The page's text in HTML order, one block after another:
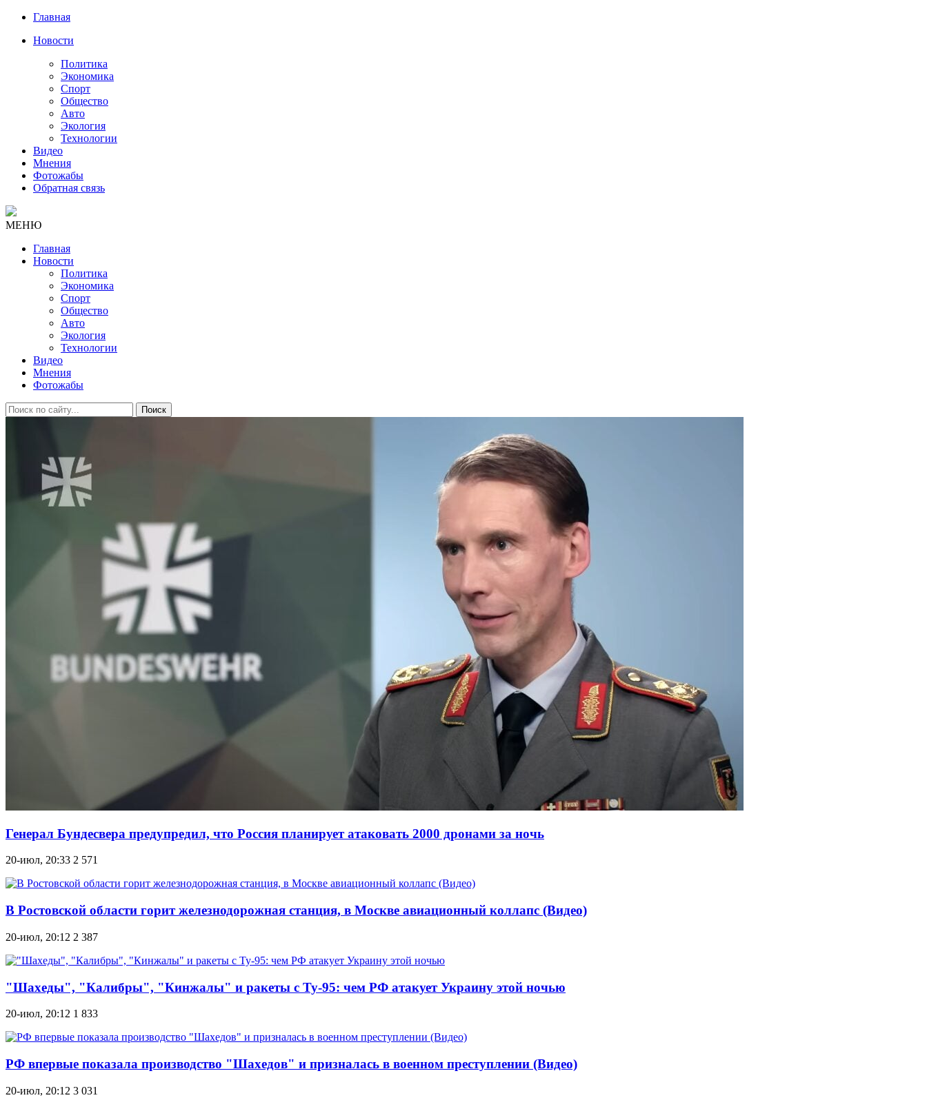
Главная
Новости
Политика
Экономика
Спорт
Общество
Авто
Экология
Технологии
Видео
Мнения
Фотожабы
Обратная связь
МЕНЮ
Главная
Новости
Политика
Экономика
Спорт
Общество
Авто
Экология
Технологии
Видео
Мнения
Фотожабы
Поиск
Генерал Бундесвера предупредил, что Россия планирует атаковать 2000 дронами за ночь
20-июл, 20:33 2 571
В Ростовской области горит железнодорожная станция, в Москве авиационный коллапс (Видео)
20-июл, 20:12 2 387
"Шахеды", "Калибры", "Кинжалы" и ракеты с Ту-95: чем РФ атакует Украину этой ночью
20-июл, 20:12 1 833
РФ впервые показала производство "Шахедов" и призналась в военном преступлении (Видео)
20-июл, 20:12 3 031